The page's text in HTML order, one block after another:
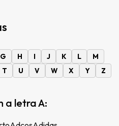
G H I J K L
M
T U V W X Y Z
a letra A: